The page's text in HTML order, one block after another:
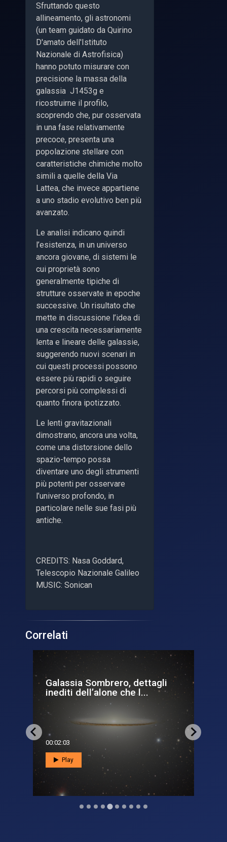
Sfruttando questo
allineamento, gli astronomi
(un team guidato da Quirino
D'amato dell'Istituto
Nazionale di Astrofisica)
hanno potuto misurare con
precisione la massa della
galassia J1453g e
ricostruirne il profilo,
scoprendo che, pur osservata
in una fase relativamente
precoce, presenta una
popolazione stellare con
caratteristiche chimiche molto
simili a quelle della Via
Lattea, che invece appartiene
a uno stadio evolutivo ben più
avanzato.
Le analisi indicano quindi
l’esistenza, in un universo
ancora giovane, di sistemi le
cui proprietà sono
generalmente tipiche di
strutture osservate in epoche
successive. Un risultato che
mette in discussione l’idea di
una crescita necessariamente
lenta e lineare delle galassie,
suggerendo nuovi scenari in
cui questi processi possono
essere più rapidi o seguire
percorsi più complessi di
quanto finora ipotizzato.
Le lenti gravitazionali
dimostrano, ancora una volta,
come una distorsione dello
spazio-tempo possa
diventare uno degli strumenti
più potenti per osservare
l’universo profondo, in
particolare nelle sue fasi più
antiche.
CREDITS: Nasa Goddard,
Telescopio Nazionale Galileo
MUSIC: Sonican
Correlati
Galassia Sombrero, dettagli
inediti dell’alone che l...
00:02:03
Play